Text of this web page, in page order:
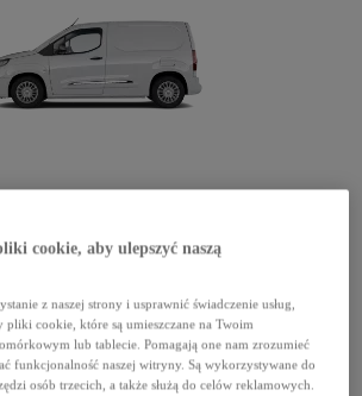
cookie, aby ulepszyć naszą
z naszej strony i usprawnić świadczenie usług,
cookie, które są umieszczane na Twoim
lub tablecie. Pomagają one nam zrozumieć
funkcjonalność naszej witryny. Są wykorzystywane do
osób trzecich, a także służą do celów reklamowych.